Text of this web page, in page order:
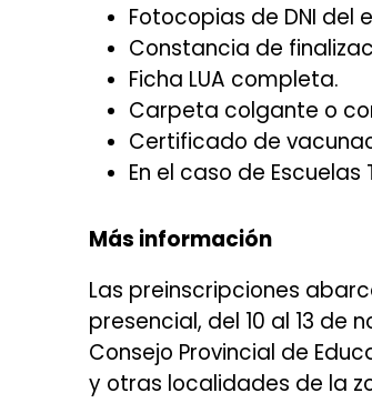
Fotocopias de DNI del
Constancia de
Ficha LUA completa.
Carpeta colgante o
Certificado de
En el caso de
Más información
Las preinscripciones
presencial, del 10 al 13 de
Consejo Provincial de
y otras localidades de la